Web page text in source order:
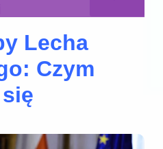
Lecha
Czym